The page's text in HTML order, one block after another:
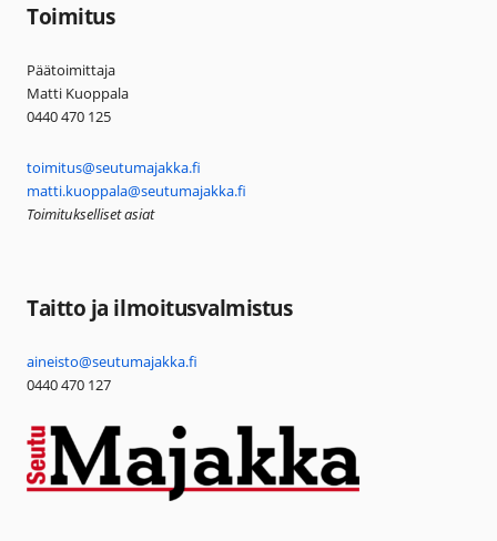
Toimitus
Päätoimittaja
Matti Kuoppala
0440 470 125
toimitus@seutumajakka.fi
matti.kuoppala@seutumajakka.fi
Toimitukselliset asiat
Taitto ja ilmoitusvalmistus
aineisto@seutumajakka.fi
0440 470 127